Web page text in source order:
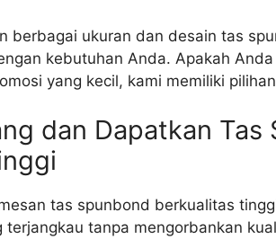
berbagai ukuran dan desain tas
kebutuhan Anda. Apakah
yang kecil, kami memiliki
dan Dapatkan Tas
tas spunbond berkualitas
tanpa mengorbankan